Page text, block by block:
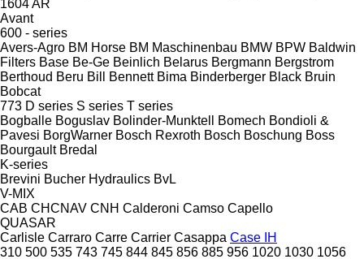
1604AR
Avant
600 - series
Avers-Agro BM Horse BM Maschinenbau BMW BPW Baldwin
Filters Base Be-Ge Beinlich Belarus Bergmann Bergstrom
Berthoud Beru Bill Bennett Bima Binderberger Black Bruin
Bobcat
773 D series S series T series
Bogballe Boguslav Bolinder-Munktell Bomech Bondioli &
Pavesi BorgWarner Bosch Rexroth Bosch Boschung Boss
Bourgault Bredal
K-series
Brevini Bucher Hydraulics BvL
V-MIX
CAB CHCNAV CNH Calderoni Camso Capello
QUASAR
Carlisle Carraro Carre Carrier Casappa Case IH
310 500 535 743 745 844 845 856 885 956 1020 1030 1056